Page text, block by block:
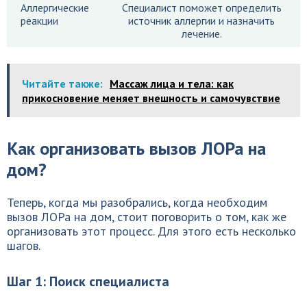
Аллергические
реакции
Специалист поможет определить
источник аллергии и назначить
лечение.
Читайте также: Массаж лица и тела: как
прикосновение меняет внешность и самочувствие
Как организовать вызов ЛОРа на
дом?
Теперь, когда мы разобрались, когда необходим
вызов ЛОРа на дом, стоит поговорить о том, как же
организовать этот процесс. Для этого есть несколько
шагов.
Шаг 1: Поиск специалиста